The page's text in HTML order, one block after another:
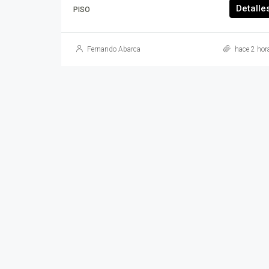
PISO
Fernando Abarca hace 2